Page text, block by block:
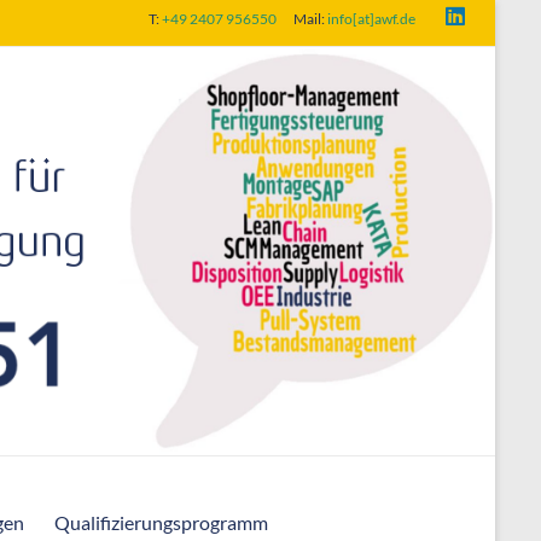
T:+49 2407 956550 Mail:info[at]awf.de
Qualifizierungsprogramm